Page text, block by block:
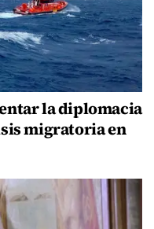
la diplomacia
migratoria en